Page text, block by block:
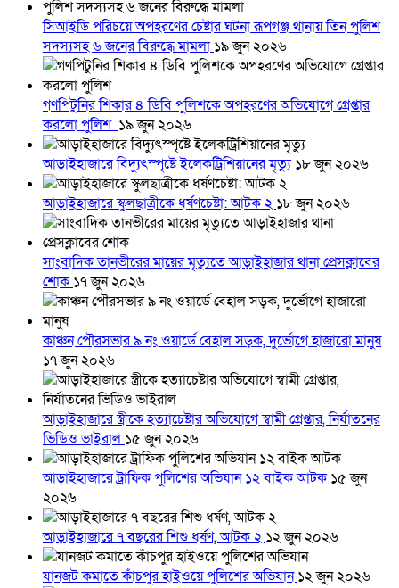
সিআইডি পরিচয়ে অপহরণের চেষ্টার ঘটনা রূপগঞ্জ থানায় তিন পুলিশ
সদস্যসহ ৬ জনের বিরুদ্ধে মামলা ১৯ জুন ২০২৬
গণপিটুনির শিকার ৪ ডিবি পুলিশকে অপহরণের অভিযোগে গ্রেপ্তার
করলো পুলিশ ১৯ জুন ২০২৬
আড়াইহাজারে বিদ্যুৎস্পৃষ্টে ইলেকট্রিশিয়ানের মৃত্যু১৮ জুন ২০২৬
আড়াইহাজারে স্কুলছাত্রীকে ধর্ষণচেষ্টা: আটক ২ ১৮ জুন ২০২৬
সাংবাদিক তানভীরের মায়ের মৃত্যুতে আড়াইহাজার থানা প্রেসক্লাবের
শোক ১৭ জুন ২০২৬
কাঞ্চন পৌরসভার ৯ নং ওয়ার্ডে বেহাল সড়ক, দুর্ভোগে হাজারো মানুষ
১৭ জুন ২০২৬
আড়াইহাজারে স্ত্রীকে হত্যাচেষ্টার অভিযোগে স্বামী গ্রেপ্তার, নির্যাতনের
ভিডিও ভাইরাল ১৫ জুন ২০২৬
আড়াইহাজারে ট্রাফিক পুলিশের অভিযান ১২ বাইক আটক ১৫ জুন
২০২৬
আড়াইহাজারে ৭ বছরের শিশু ধর্ষণ, আটক ২ ১২ জুন ২০২৬
যানজট কমাতে কাঁচপুর হাইওয়ে পুলিশের অভিযান১২ জুন ২০২৬